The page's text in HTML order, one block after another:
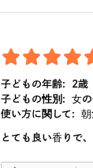
子どもの年齢:
2歳
子どもの性別:
女
使い方に関して:
朝
とても良い香りで